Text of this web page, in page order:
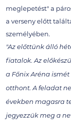
meglepetést" a
a verseny előtt
személyében.
"Az előttünk álló
fiatalok. Az
a Főnix Aréna
otthont. A feladat
években magasra
jegyezzük meg a